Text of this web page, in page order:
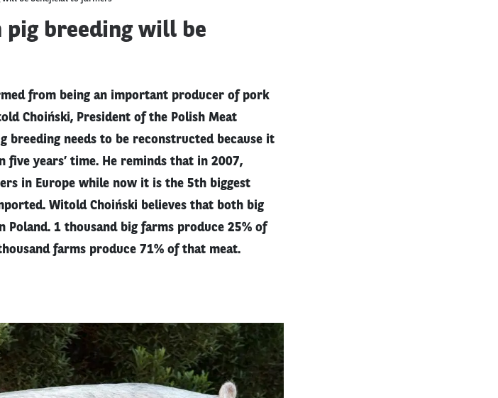
pig breeding will be
from being an important producer of pork
Choiński, President of the Polish Meat
breeding needs to be reconstructed because it
years’ time. He reminds that in 2007,
in Europe while now it is the 5th biggest
Witold Choiński believes that both big
Poland. 1 thousand big farms produce 25% of
farms produce 71% of that meat.